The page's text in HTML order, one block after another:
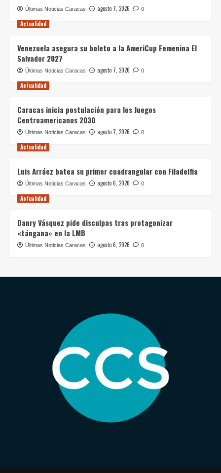
Últimas Noticias Caracas agosto 7, 2026 0
Actualidad
Venezuela asegura su boleto a la AmeriCup Femenina El
Salvador 2027
Últimas Noticias Caracas agosto 7, 2026 0
Actualidad
Caracas inicia postulación para los Juegos
Centroamericanos 2030
Últimas Noticias Caracas agosto 7, 2026 0
Actualidad
Luis Arráez batea su primer cuadrangular con Filadelfia
Últimas Noticias Caracas agosto 6, 2026 0
Actualidad
Danry Vásquez pide disculpas tras protagonizar
«tángana» en la LMB
Últimas Noticias Caracas agosto 6, 2026 0